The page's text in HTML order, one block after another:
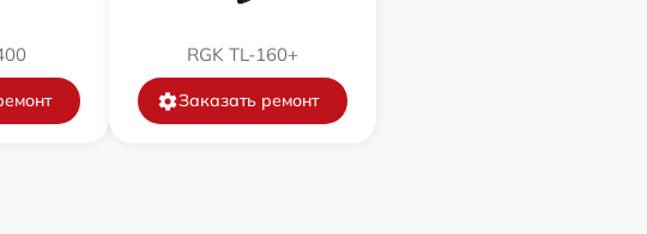
850 р
RGK TL-160+
Заказать ремонт